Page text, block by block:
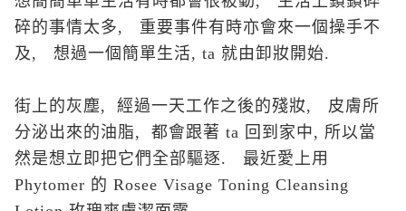
碎的事情太多, 重要事件有時亦會來一個操手不
及, 想過一個簡單生活, ta 就由卸妝開始.
街上的灰塵, 經過一天工作之後的殘妝, 皮膚所
分泌出來的油脂, 都會跟著 ta 回到家中, 所以當
然是想立即把它們全部驅逐. 最近愛上用
Phytomer 的 Rosee Visage Toning Cleansing